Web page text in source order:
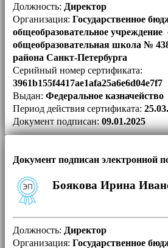
Должность: Директор
Организация: Государственное
общеобразовательное учреждение
общеобразовательная школа №
района Санкт-Петербурга
Серийный номер сертификата:
3961b155f4417ae1afa25a6e6d04e7f7
Выдан: Федеральное казначейство
Период действия сертификата:
Документ подписан: 09.01.2025
Документ подписан электронной
Боякова Ирина
Должность: Директор
Организация: Государственное